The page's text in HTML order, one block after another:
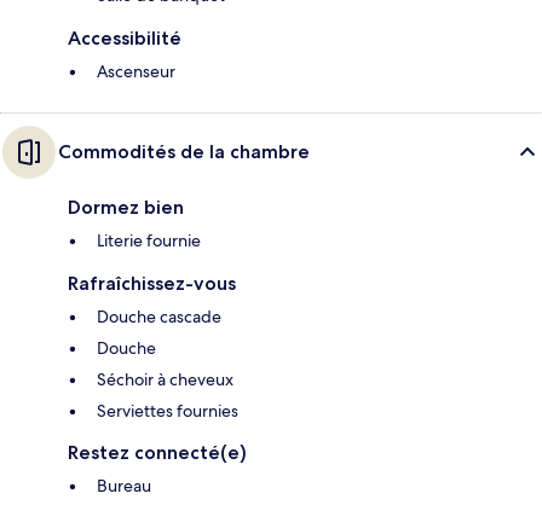
Accessibilité
Ascenseur
Commodités de la chambre
Dormez bien
Literie fournie
Rafraîchissez-vous
Douche cascade
Douche
Séchoir à cheveux
Serviettes fournies
Restez connecté(e)
Bureau